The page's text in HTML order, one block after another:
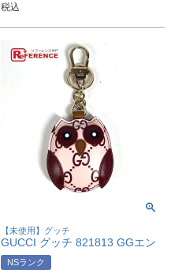
税込
【未使用】グッチ
GUCCI グッチ 821813 GGエン
ブレム オウル ふくろう シェイ
NSランク